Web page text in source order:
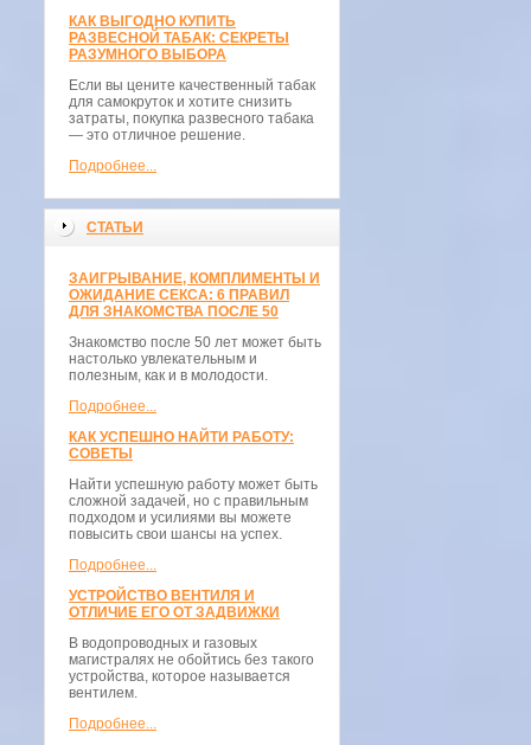
КАК ВЫГОДНО КУПИТЬ
РАЗВЕСНОЙ ТАБАК: СЕКРЕТЫ
РАЗУМНОГО ВЫБОРА
Если вы цените качественный табак
для самокруток и хотите снизить
затраты, покупка развесного табака
— это отличное решение.
Подробнее...
СТАТЬИ
ЗАИГРЫВАНИЕ, КОМПЛИМЕНТЫ И
ОЖИДАНИЕ СЕКСА: 6 ПРАВИЛ
ДЛЯ ЗНАКОМСТВА ПОСЛЕ 50
Знакомство после 50 лет может быть
настолько увлекательным и
полезным, как и в молодости.
Подробнее...
КАК УСПЕШНО НАЙТИ РАБОТУ:
СОВЕТЫ
Найти успешную работу может быть
сложной задачей, но с правильным
подходом и усилиями вы можете
повысить свои шансы на успех.
Подробнее...
УСТРОЙСТВО ВЕНТИЛЯ И
ОТЛИЧИЕ ЕГО ОТ ЗАДВИЖКИ
В водопроводных и газовых
магистралях не обойтись без такого
устройства, которое называется
вентилем.
Подробнее...